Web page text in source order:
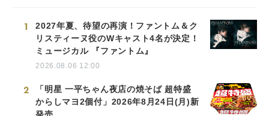
1
2027年夏、待望の再演！ファントム＆ク
リスティーヌ役のWキャスト4名が決定！
ミュージカル 『ファントム』
2026.08.06 12:00
2
「明星 一平ちゃん夜店の焼そば 超特盛
からしマヨ2個付」2026年8月24日(月)新